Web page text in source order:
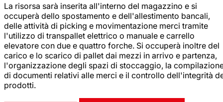
La risorsa sarà inserita all'interno del magazzino e si
occuperà dello spostamento e dell'allestimento bancali,
delle attività di picking e movimentazione merci tramite
l'utilizzo di transpallet elettrico o manuale e carrello
elevatore con due e quattro forche. Si occuperà inoltre del
carico e lo scarico di pallet dai mezzi in arrivo e partenza,
l'organizzazione degli spazi di stoccaggio, la
di documenti relativi alle merci e il controllo dell'integrità
prodotti.